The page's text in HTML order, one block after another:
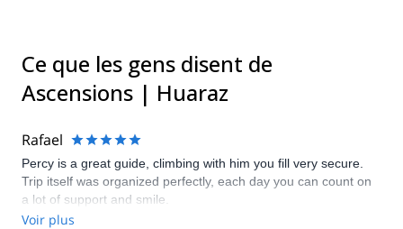
Ce que les gens disent de
Ascensions | Huaraz
Rafael
Percy is a great guide, climbing with him you fill very secure.
Trip itself was organized perfectly, each day you can count on
a lot of support and smile.
Voir plus